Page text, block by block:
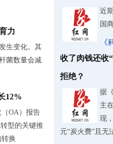
力
生变化。其
菌数量会减
12%
OA）报告
型的关键推
转换
近
国
《
收了肉钱还收
拒绝？
据
主
现
元“炭火费”且无